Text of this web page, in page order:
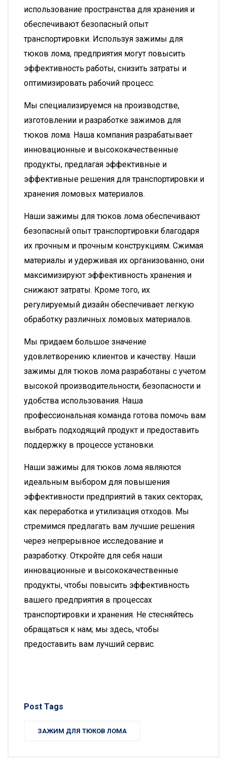
использование пространства для хранения и
обеспечивают безопасный опыт
транспортировки. Используя зажимы для
тюков лома, предприятия могут повысить
эффективность работы, снизить затраты и
оптимизировать рабочий процесс.
Мы специализируемся на производстве,
изготовлении и разработке зажимов для
тюков лома. Наша компания разрабатывает
инновационные и высококачественные
продукты, предлагая эффективные и
эффективные решения для транспортировки и
хранения ломовых материалов.
Наши зажимы для тюков лома обеспечивают
безопасный опыт транспортировки благодаря
их прочным и прочным конструкциям. Сжимая
материалы и удерживая их организованно, они
максимизируют эффективность хранения и
снижают затраты. Кроме того, их
регулируемый дизайн обеспечивает легкую
обработку различных ломовых материалов.
Мы придаем большое значение
удовлетворению клиентов и качеству. Наши
зажимы для тюков лома разработаны с учетом
высокой производительности, безопасности и
удобства использования. Наша
профессиональная команда готова помочь вам
выбрать подходящий продукт и предоставить
поддержку в процессе установки.
Наши зажимы для тюков лома являются
идеальным выбором для повышения
эффективности предприятий в таких секторах,
как переработка и утилизация отходов. Мы
стремимся предлагать вам лучшие решения
через непрерывное исследование и
разработку. Откройте для себя наши
инновационные и высококачественные
продукты, чтобы повысить эффективность
вашего предприятия в процессах
транспортировки и хранения. Не стесняйтесь
обращаться к нам; мы здесь, чтобы
предоставить вам лучший сервис.
Post Tags
ЗАЖИМ ДЛЯ ТЮКОВ ЛОМА